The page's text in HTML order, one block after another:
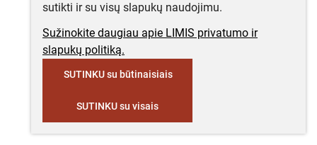
sutikti ir su visų slapukų naudojimu.
Sužinokite daugiau apie LIMIS privatumo ir
slapukų politiką.
SUTINKU su būtinaisiais
SUTINKU su visais